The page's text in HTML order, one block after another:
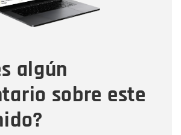
algún
sobre este